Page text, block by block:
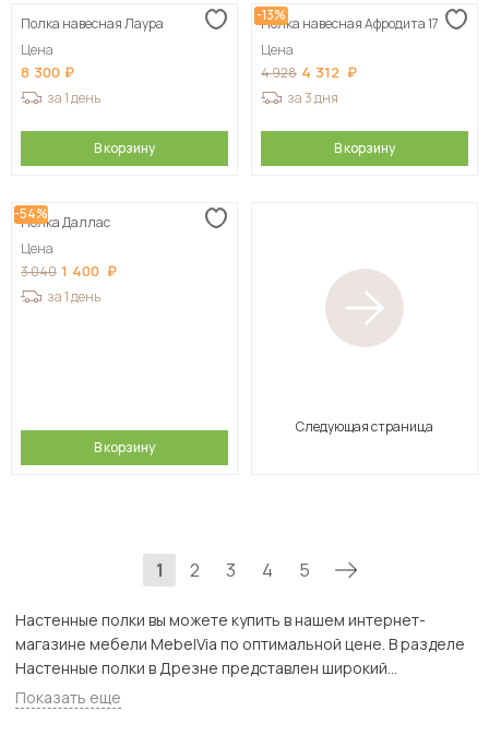
Полка навесная Лаура
Цена
8 300
за 1 день
В корзину
-13%
Полка навесная Афродита 17
Цена
4 928 4 312
за 3 дня
В корзину
-54%
Полка Даллас
Цена
3 040 1 400
за 1 день
В корзину
Следующая страница
1 2 3 4 5
Настенные полки вы можете купить в нашем интернет-
магазине мебели MebelVia по оптимальной цене. В разделе
Настенные полки в Дрезне представлен широкий
ассортимент товаров с доставкой в Москве и Подмосковью,
включая Дрезна. Всего товаров в категории «Настенные
Показать еще